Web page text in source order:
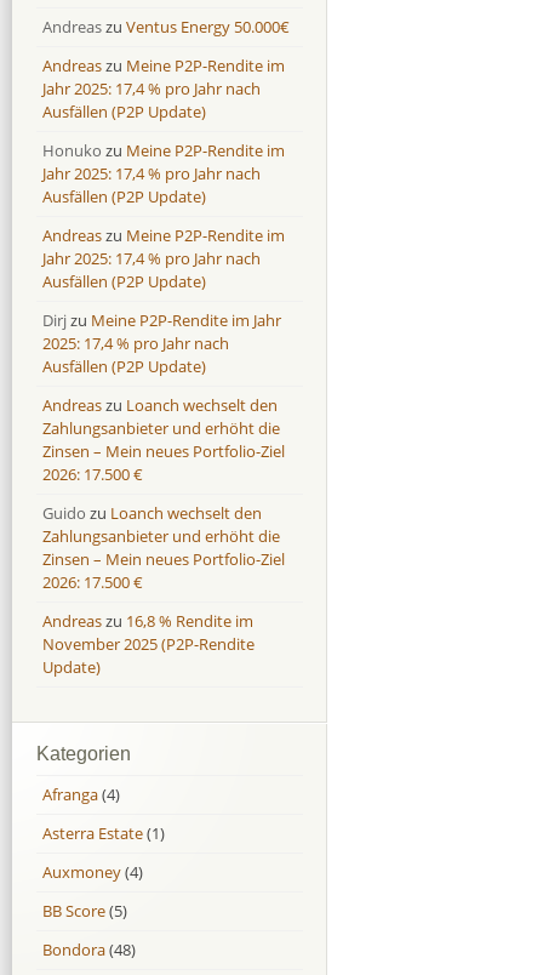
Andreaszu Ventus Energy 50.000€
Andreaszu Meine P2P-Rendite im
Jahr 2025: 17,4 % pro Jahr nach
Ausfällen (P2P Update)
Honuko zu Meine P2P-Rendite im
Jahr 2025: 17,4 % pro Jahr nach
Ausfällen (P2P Update)
Andreaszu Meine P2P-Rendite im
Jahr 2025: 17,4 % pro Jahr nach
Ausfällen (P2P Update)
Dirjzu Meine P2P-Rendite im Jahr
2025: 17,4 % pro Jahr nach
Ausfällen (P2P Update)
Andreaszu Loanch wechselt den
Zahlungsanbieter und erhöht die
Zinsen – Mein neues Portfolio-Ziel
2026: 17.500 €
Guido zu Loanch wechselt den
Zahlungsanbieter und erhöht die
Zinsen – Mein neues Portfolio-Ziel
2026: 17.500 €
Andreaszu 16,8 % Rendite im
November 2025 (P2P-Rendite
Update)
Kategorien
Afranga(4)
Asterra Estate(1)
Auxmoney(4)
BB Score(5)
Bondora(48)